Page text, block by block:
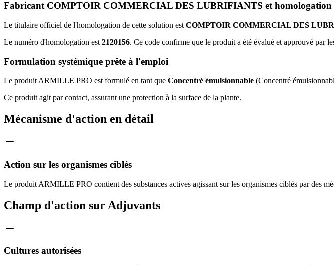
Fabricant COMPTOIR COMMERCIAL DES LUBRIFIANTS et homologation
Le titulaire officiel de l'homologation de cette solution est COMPTOIR COMMERCIAL DES
Le numéro d'homologation est 2120156. Ce code confirme que le produit a été évalué et approuvé par
Formulation systémique prête à l'emploi
Le produit ARMILLE PRO est formulé en tant que Concentré émulsionnable (Concentré
Ce produit agit par contact, assurant une protection à la surface de la plante.
Mécanisme d'action en détail
Action sur les organismes ciblés
Le produit ARMILLE PRO contient des substances actives agissant sur les organismes ciblés par des
Champ d'action sur Adjuvants
Cultures autorisées